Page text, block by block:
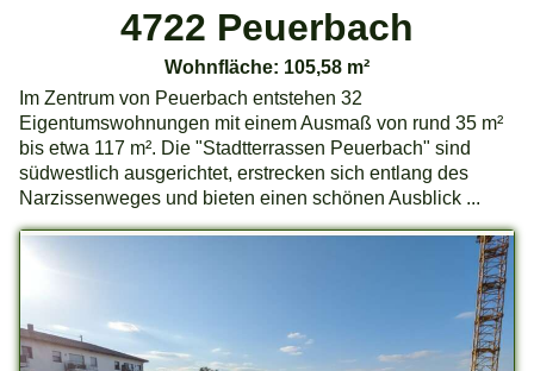
4722 Peuerbach
Wohnfläche: 105,58 m²
Im Zentrum von Peuerbach entstehen 32
Eigentumswohnungen mit einem Ausmaß von rund 35 m²
bis etwa 117 m². Die "Stadtterrassen Peuerbach" sind
südwestlich ausgerichtet, erstrecken sich entlang des
Narzissenweges und bieten einen schönen Ausblick ...